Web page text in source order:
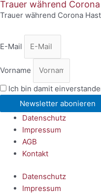
Trauer während Corona
Trauer während Corona
E-Mail
Vorname
Ich bin damit
Newsletter abonieren
Datenschutz
Impressum
AGB
Kontakt
Datenschutz
Impressum